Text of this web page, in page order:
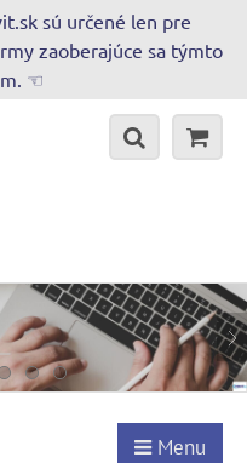
sú určené len pre
zaoberajúce sa týmto
☜
Menu